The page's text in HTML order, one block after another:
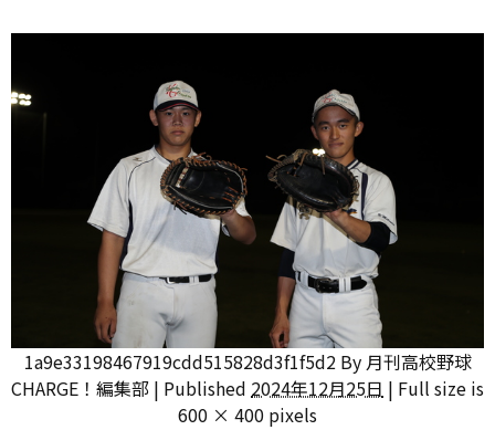
1a9e33198467919cdd515828d3f1f5d2 By 月刊高校野球
CHARGE！編集部 | Published 2024年12月25日 | Full size is
600 × 400 pixels